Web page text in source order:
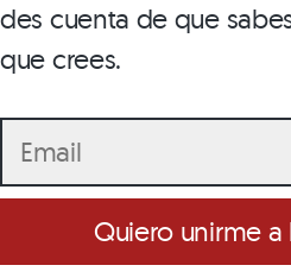
des cuenta de que
que crees.